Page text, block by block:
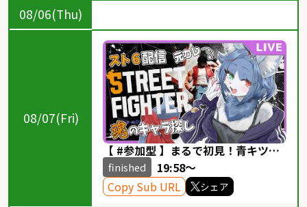
08/06(Thu)
08/07(Fri)
【 #参加型 】まるで初見！青キツネ
が征くスト6！魂の彼ぴっぴを探す
finished
19:58～
Copy Sub URL
シェア